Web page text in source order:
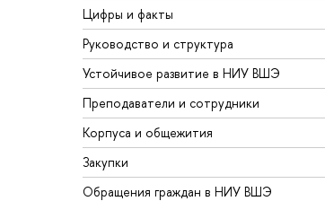
Цифры и факты
Руководство и структура
Устойчивое развитие в НИУ ВШЭ
Преподаватели и сотрудники
Корпуса и общежития
Закупки
Обращения граждан в НИУ ВШЭ